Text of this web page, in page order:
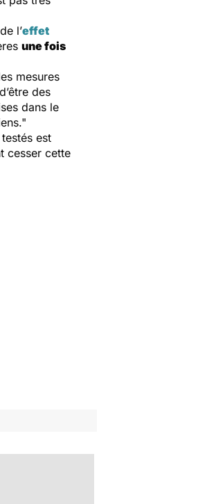
l’effet
une fois
mesures
des
dans le
est
cesser cette